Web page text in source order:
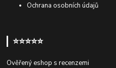
Ochrana osobních údajů
⭐⭐⭐⭐⭐
Ověřený eshop s recenzemi